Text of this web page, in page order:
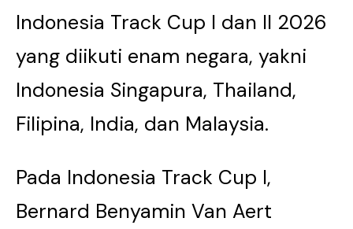
Indonesia Track Cup I dan II 2026
yang diikuti enam negara, yakni
Indonesia Singapura, Thailand,
Filipina, India, dan Malaysia.
Pada Indonesia Track Cup I,
Bernard Benyamin Van Aert